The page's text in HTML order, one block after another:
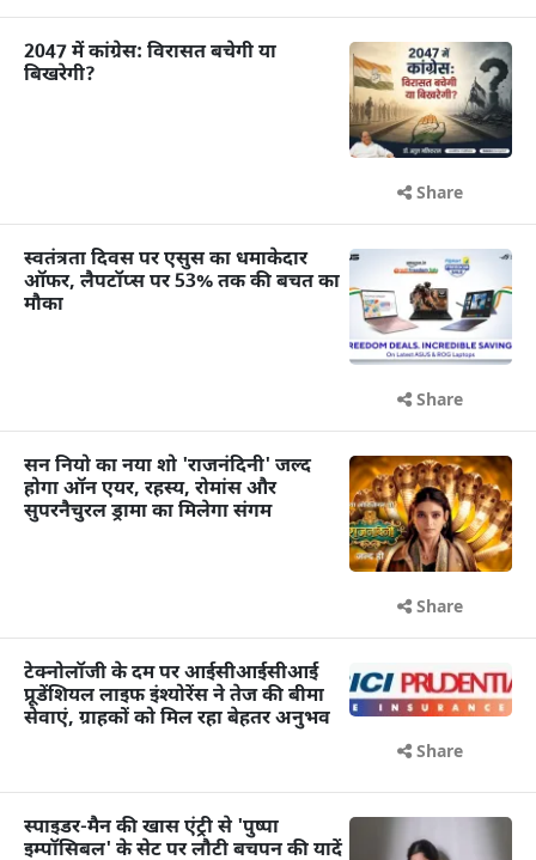
2047 में कांग्रेस: विरासत बचेगी या
बिखरेगी?
Share
स्वतंत्रता दिवस पर एसुस का धमाकेदार
ऑफर, लैपटॉप्स पर 53% तक की बचत का
मौका
Share
सन नियो का नया शो 'राजनंदिनी' जल्द
होगा ऑन एयर, रहस्य, रोमांस और
सुपरनैचुरल ड्रामा का मिलेगा संगम
Share
टेक्नोलॉजी के दम पर आईसीआईसीआई
प्रूडेंशियल लाइफ इंश्योरेंस ने तेज की बीमा
सेवाएं, ग्राहकों को मिल रहा बेहतर अनुभव
Share
स्पाइडर-मैन की खास एंट्री से 'पुष्पा
इम्पॉसिबल' के सेट पर लौटी बचपन की यादें